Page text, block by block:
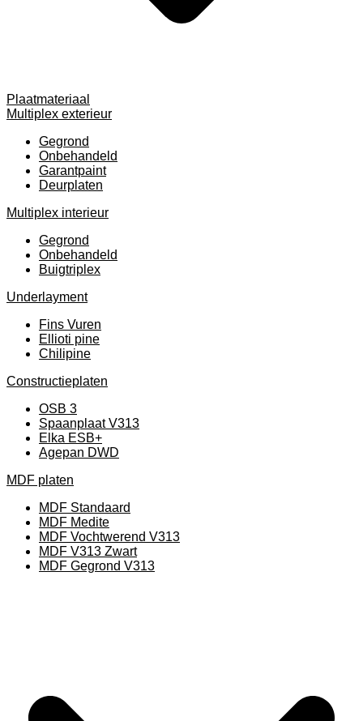
Plaatmateriaal
Multiplex exterieur
Gegrond
Onbehandeld
Garantpaint
Deurplaten
Multiplex interieur
Gegrond
Onbehandeld
Buigtriplex
Underlayment
Fins Vuren
Ellioti pine
Chilipine
Constructieplaten
OSB 3
Spaanplaat V313
Elka ESB+
Agepan DWD
MDF platen
MDF Standaard
MDF Medite
MDF Vochtwerend V313
MDF V313 Zwart
MDF Gegrond V313